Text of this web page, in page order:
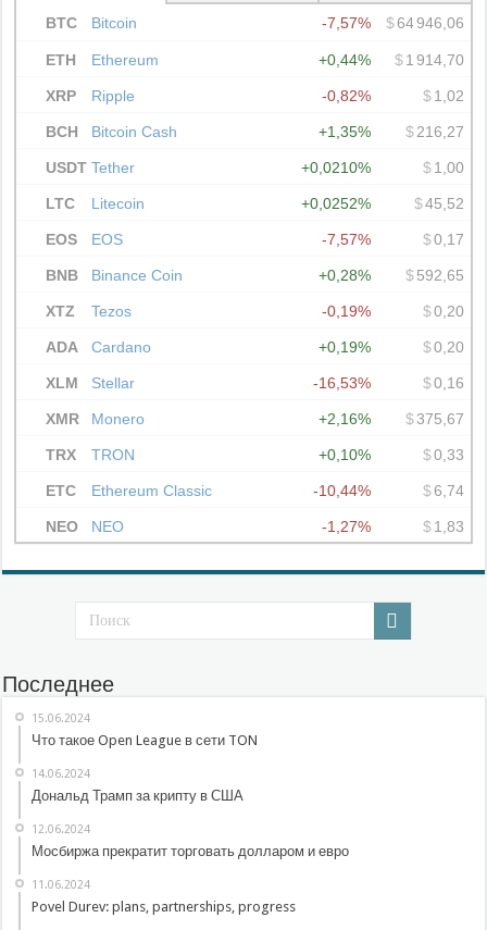
Последнее
15.06.2024
Что такое Open League в сети TON
14.06.2024
Дональд Трамп за крипту в США
12.06.2024
Мосбиржа прекратит торговать долларом и евро
11.06.2024
Povel Durev: plans, partnerships, progress